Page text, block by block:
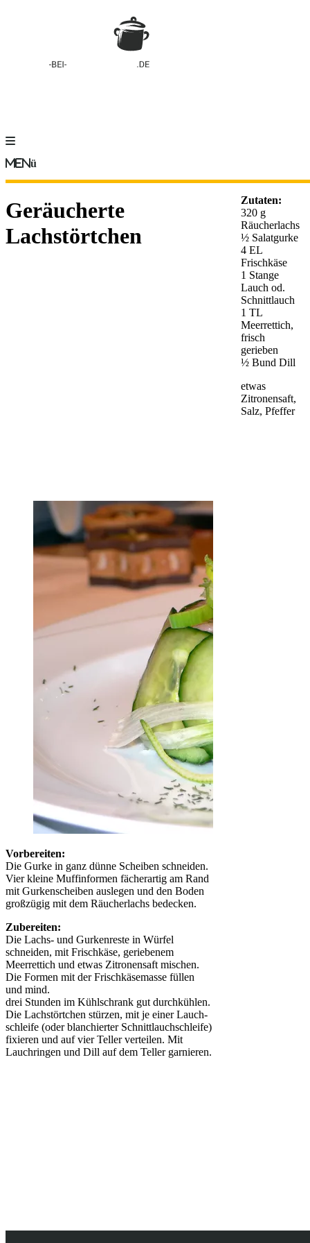
Menü
Geräucherte
Lachstörtchen
Zutaten:
320 g
Räucherlachs
½ Salatgurke
4 EL
Frischkäse
1 Stange
Lauch od.
Schnittlauch
1 TL
Meerrettich,
frisch
gerieben
½ Bund Dill
etwas
Zitronensaft,
Salz, Pfeffer
Vorbereiten:
Die Gurke in ganz dünne Scheiben schneiden.
Vier kleine Muffinformen fächerartig am Rand
mit Gurkenscheiben auslegen und den Boden
großzügig mit dem Räucherlachs bedecken.
Zubereiten:
Die Lachs- und Gurkenreste in Würfel
schneiden, mit Frischkäse, geriebenem
Meerrettich und etwas Zitronensaft mischen.
Die Formen mit der Frischkäsemasse füllen
und mind.
drei Stunden im Kühlschrank gut durchkühlen.
Die Lachstörtchen stürzen, mit je einer Lauch-
schleife (oder blanchierter Schnittlauchschleife)
fixieren und auf vier Teller verteilen. Mit
Lauchringen und Dill auf dem Teller garnieren.